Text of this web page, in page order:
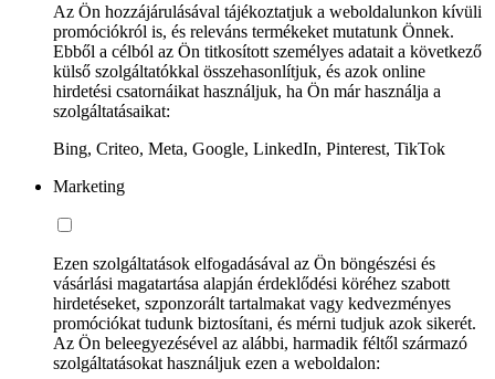
Az Ön hozzájárulásával tájékoztatjuk a weboldalunkon kívüli
promóciókról is, és releváns termékeket mutatunk Önnek.
Ebből a célból az Ön titkosított személyes adatait a következő
külső szolgáltatókkal összehasonlítjuk, és azok online
hirdetési csatornáikat használjuk, ha Ön már használja a
szolgáltatásaikat:
Bing, Criteo, Meta, Google, LinkedIn, Pinterest, TikTok
Marketing
Ezen szolgáltatások elfogadásával az Ön böngészési és
vásárlási magatartása alapján érdeklődési köréhez szabott
hirdetéseket, szponzorált tartalmakat vagy kedvezményes
promóciókat tudunk biztosítani, és mérni tudjuk azok sikerét.
Az Ön beleegyezésével az alábbi, harmadik féltől származó
szolgáltatásokat használjuk ezen a weboldalon: